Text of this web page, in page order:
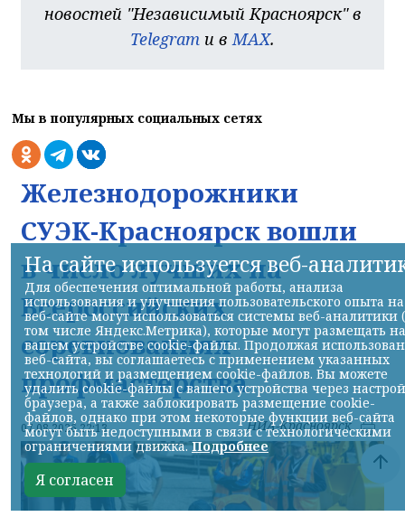
новостей "Независимый Красноярск" в
Telegram и в MAX.
Мы в популярных социальных сетях
Железнодорожники
СУЭК-Красноярск вошли
в число лучших на
Всероссийских
соревнованиях
профмастерства
07.08.2026 22:13 НИА-Красноярск
На сайте используется веб-
Для обеспечения оптимальной работы, анализа
использования и улучшения пользовательского опыта на
веб-сайте могут использоваться системы веб-аналитики
том числе Яндекс.Метрика), которые могут размещать на
вашем устройстве cookie-файлы. Продолжая
веб-сайта, вы соглашаетесь с применением указанных
технологий и размещением cookie-файлов. Вы можете
удалить cookie-файлы с вашего устройства через
браузера, а также заблокировать размещение cookie-
файлов, однако при этом некоторые функции веб-сайта
могут быть недоступными в связи с технологическими
ограничениями движка.Подробнее
Я согласен